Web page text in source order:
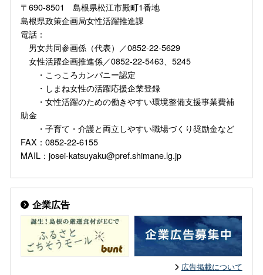
〒690-8501 島根県松江市殿町1番地
島根県政策企画局女性活躍推進課
電話：
男女共同参画係（代表）／0852-22-5629
女性活躍企画推進係／0852-22-5463、5245
・こっころカンパニー認定
・しまね女性の活躍応援企業登録
・女性活躍のための働きやすい環境整備支援事業費補
助金
・子育て・介護と両立しやすい職場づくり奨励金など
FAX：0852-22-6155
MAIL：josei-katsuyaku@pref.shimane.lg.jp
企業広告
広告掲載について